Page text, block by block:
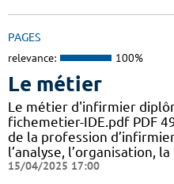
PAGES
relevance: 100%
Le métier
Le métier d'infirmier
fichemetier-IDE.pdf PDF
de la profession
l’analyse, l’organisation,
15/04/2025 17:00